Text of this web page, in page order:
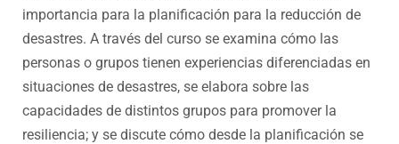
importancia para la planificación para la reducción de
desastres. A través del curso se examina cómo las
personas o grupos tienen experiencias diferenciadas en
situaciones de desastres, se elabora sobre las
capacidades de distintos grupos para promover la
resiliencia; y se discute cómo desde la planificación se